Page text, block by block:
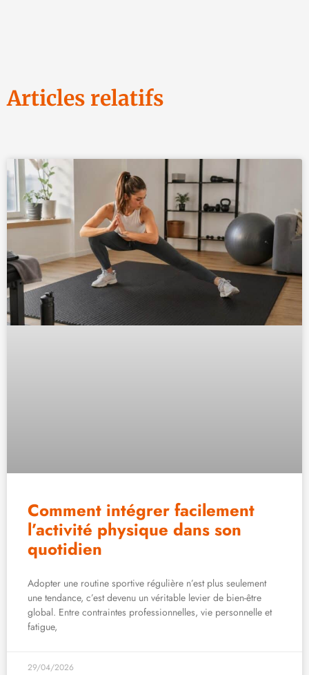
Articles relatifs
Comment intégrer facilement
l’activité physique dans son
quotidien
Adopter une routine sportive régulière n’est plus seulement
une tendance, c’est devenu un véritable levier de bien-être
global. Entre contraintes professionnelles, vie personnelle et
fatigue,
29/04/2026